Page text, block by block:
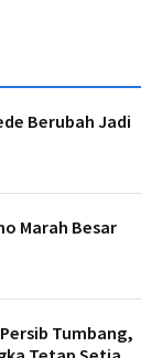
Berubah Jadi
Marah Besar
Tumbang,